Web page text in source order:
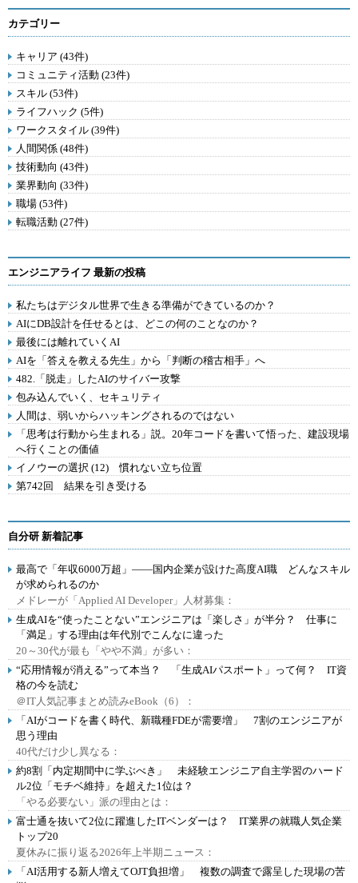
カテゴリー
キャリア (43件)
コミュニティ活動 (23件)
スキル (53件)
ライフハック (5件)
ワークスタイル (39件)
人間関係 (48件)
技術動向 (43件)
業界動向 (33件)
職場 (53件)
転職活動 (27件)
エンジニアライフ 最新の投稿
私たちはデジタル世界で生きる準備ができているのか？
AIにDB設計を任せるとは、どこの何のことなのか？
最後には離れていくAI
AIを「答えを教える先生」から「判断の稽古相手」へ
482.「脱走」したAIのサイバー攻撃
包み込んでいく、セキュリティ
人間は、弱いからハッキングされるのではない
「思考は行動から生まれる」説。20年コードを書いて悟った、建設現場
へ行くことの価値
イノウーの選択 (12) 慣れない立ち位置
第742回 結果を引き受ける
自分研 新着記事
最高で「年収6000万超」――国内企業が設けた高度AI職 どんなスキル
が求められるのか
メドレーが「Applied AI Developer」人材募集：
生成AIを“使ったことない”エンジニアは「楽しさ」が半分？ 仕事に
「満足」する理由は年代別でこんなに違った
20～30代が最も「やや不満」が多い：
“応用情報が消える”って本当？ 「生成AIパスポート」って何？ IT資
格の今を読む
＠IT人気記事まとめ読みeBook（6）：
「AIがコードを書く時代、新職種FDEが需要増」 7割のエンジニアが
思う理由
40代だけ少し異なる：
約8割「内定期間中に学ぶべき」 未経験エンジニア自主学習のハード
ル2位「モチベ維持」を超えた1位は？
「やる必要ない」派の理由とは：
富士通を抜いて2位に躍進したITベンダーは？ IT業界の就職人気企業
トップ20
夏休みに振り返る2026年上半期ニュース：
「AI活用する新人増えてOJT負担増」 複数の調査で露呈した現場の苦